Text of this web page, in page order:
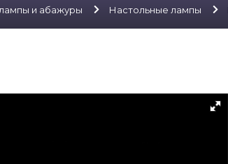
и абажуры Настольные лампы